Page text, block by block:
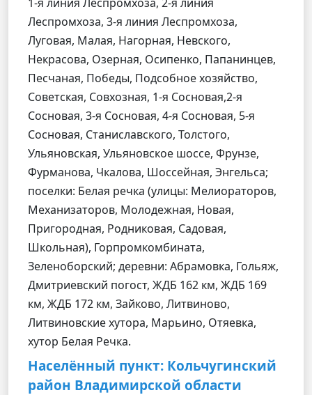
Леспромхоза, 3-я линия Леспромхоза,
Луговая, Малая, Нагорная, Невского,
Некрасова, Озерная, Осипенко, Папанинцев,
Песчаная, Победы, Подсобное хозяйство,
Советская, Совхозная, 1-я Сосновая,2-я
Сосновая, 3-я Сосновая, 4-я Сосновая, 5-я
Сосновая, Станиславского, Толстого,
Ульяновская, Ульяновское шоссе, Фрунзе,
Фурманова, Чкалова, Шоссейная, Энгельса;
поселки: Белая речка (улицы: Мелиораторов,
Механизаторов, Молодежная, Новая,
Пригородная, Родниковая, Садовая,
Школьная), Горпромкомбината,
Зеленоборский; деревни: Абрамовка, Гольяж,
Дмитриевский погост, ЖДБ 162 км, ЖДБ 169
км, ЖДБ 172 км, Зайково, Литвиново,
Литвиновские хутора, Марьино, Отяевка,
хутор Белая Речка.
Населённый пункт: Кольчугинский
район Владимирской области